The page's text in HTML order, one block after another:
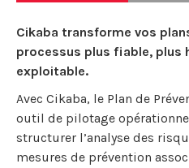
Cikaba transforme vos
processus plus fiable, plus
exploitable.
Avec Cikaba, le Plan de
outil de pilotage
structurer l’analyse des
mesures de prévention